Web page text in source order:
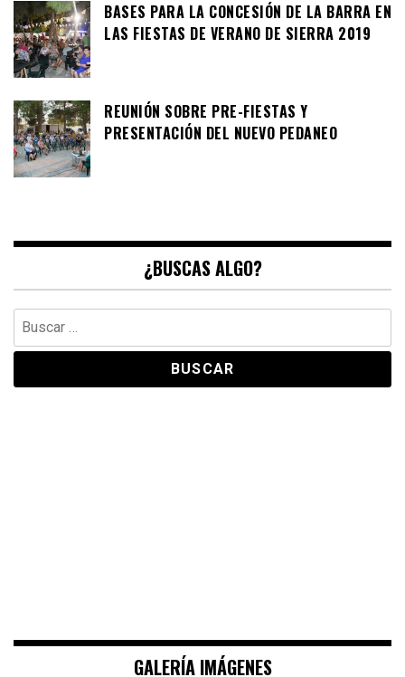
BASES PARA LA CONCESIÓN DE LA BARRA EN
LAS FIESTAS DE VERANO DE SIERRA 2019
REUNIÓN SOBRE PRE-FIESTAS Y
PRESENTACIÓN DEL NUEVO PEDANEO
¿BUSCAS ALGO?
Buscar:
GALERÍA IMÁGENES